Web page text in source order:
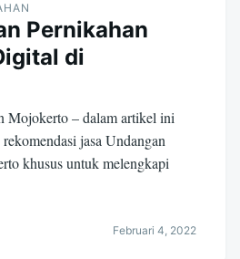
Pernikahan
di
Mojokerto – dalam artikel ini
jasa Undangan
khusus untuk melengkapi
Februari 4, 2022